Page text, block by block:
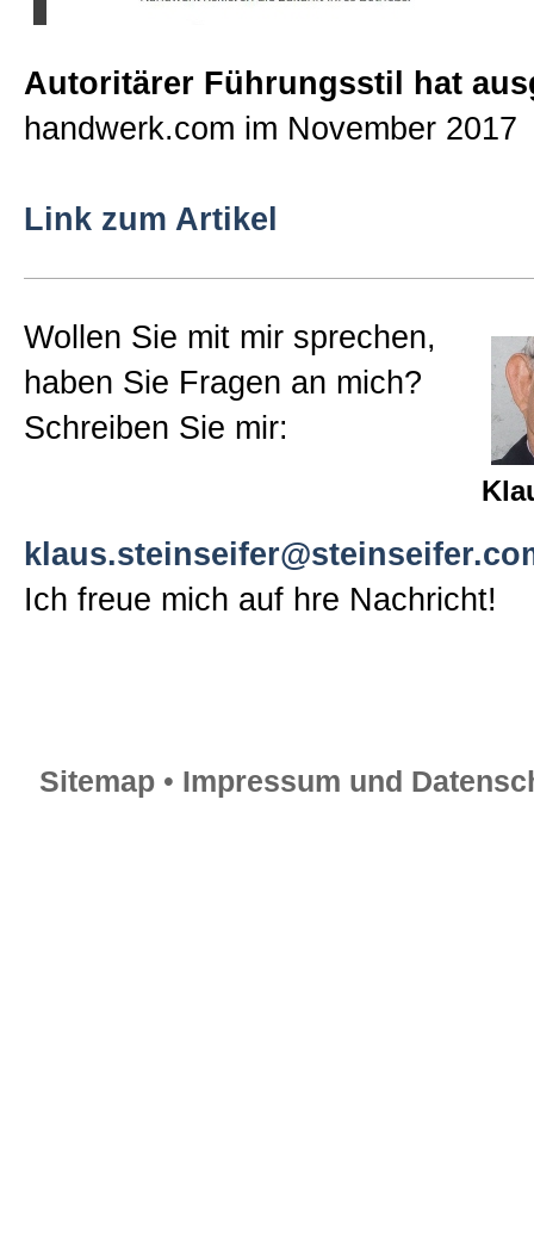
Allgemein
Sitemap
Autoritärer Führungsstil hat
handwerk.com im November 2017
Link zum Artikel
Wollen Sie mit mir sprechen,
haben Sie Fragen an mich?
Schreiben Sie mir:
Ich freue mich auf hre Nachricht!
Sitemap • Impressum und